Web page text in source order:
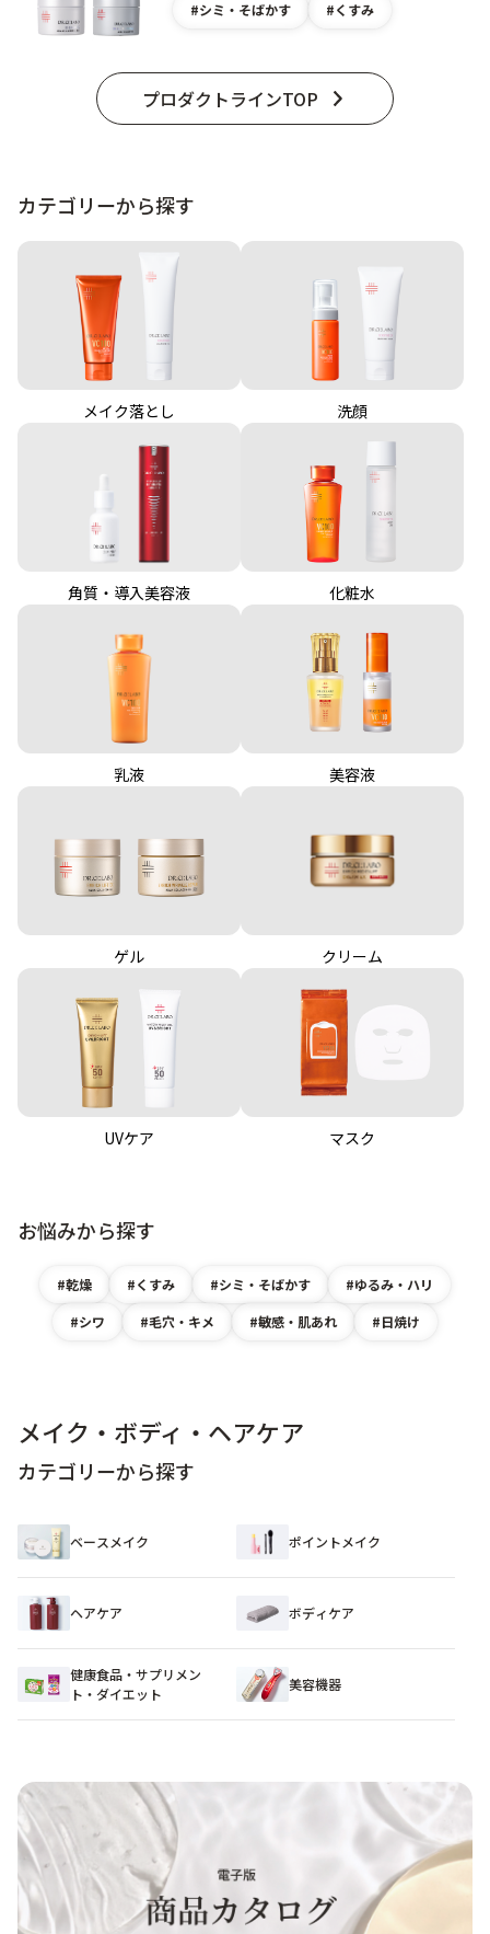
シミ・そばかす くすみ
プロダクトラインTOP
カテゴリーから探す
メイク落とし 洗顔
角質・導入美容液 化粧水
乳液 美容液
ゲル クリーム
UVケア マスク
お悩みから探す
乾燥 くすみ シミ・そばかす
ゆるみ・ハリ
シワ
毛穴・キメ 敏感・肌あれ 日焼け
メイク・ボディ・ヘアケア
カテゴリーから探す
ベースメイク ポイントメイク
ヘアケア ボディケア
健康食品・サプリメン
ト・ダイエット​
美容機器